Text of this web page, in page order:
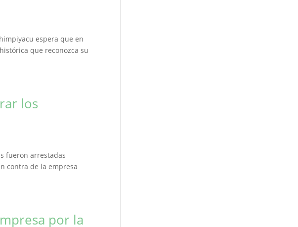
espera que en
que reconozca su
los
fueron arrestadas
contra de la empresa
por la